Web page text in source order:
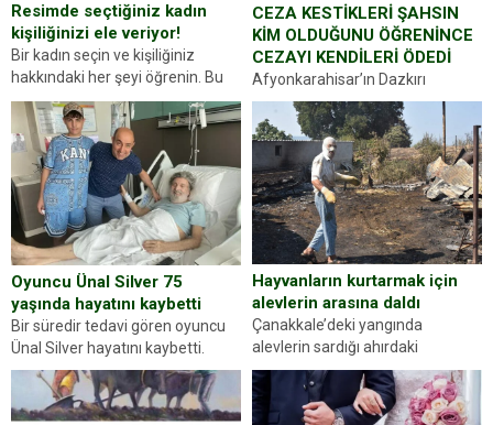
Resimde seçtiğiniz kadın
kişiliğinizi ele veriyor!
Bir kadın seçin ve kişiliğiniz
hakkındaki her şeyi öğrenin. Bu
kez karşınıza oldukça farklı bir
kişilik testiyle çıkıyoruz. Resimde
gördüğünüz kadın figürlerinden
dikkatinizi en...
CEZA KESTİKLERİ ŞAHSIN
KİM OLDUĞUNU ÖĞRENİNCE
CEZAYI KENDİLERİ ÖDEDİ
Afyonkarahisar’ın Dazkırı
ilçesinde trafik uygulaması
yapan jandarma ekipleri
durdurdukları bir otomobilin
sürücüsünden ehliyet ve ruhsat
sorup belgelerini istedi. Sürücü
Abdurrahman Ö.nün verdiği
evraklarda eksik olduğunu...
Oyuncu Ünal Silver 75
yaşında hayatını kaybetti
Bir süredir tedavi gören oyuncu
Ünal Silver hayatını kaybetti.
Haberi, oyuncunun menajerlik
ajansı duyurdu. Renda Güner,
sosyal medya hesabında “Usta
Hayvanların kurtarmak için
alevlerin arasına daldı
Çanakkale’deki yangında
alevlerin sardığı ahırdaki
hayvanlarını kurtarmak isteyen
Zeki Demir (66) ölümden döndü.
Yüzünde ve ellerinde yanıklar